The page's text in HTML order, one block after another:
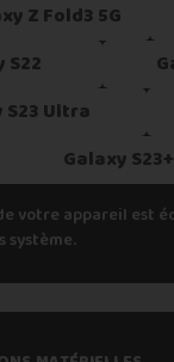
Z Fold3 5G
S22
S23 Ultra
Galaxy S23+
votre appareil est
système.